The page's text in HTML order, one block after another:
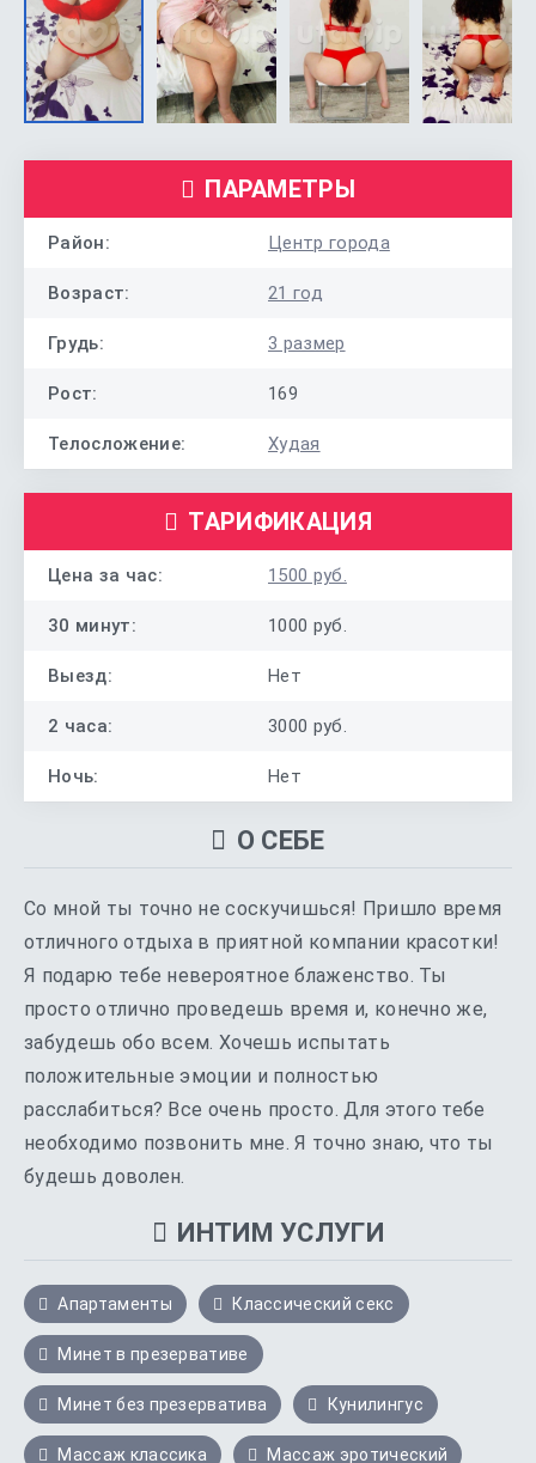
ПАРАМЕТРЫ
Район: Центр города
Возраст: 21 год
Грудь: 3 размер
Рост: 169
Телосложение: Худая
ТАРИФИКАЦИЯ
Цена за час: 1500 руб.
30 минут: 1000 руб.
Выезд: Нет
2 часа: 3000 руб.
Ночь: Нет
О СЕБЕ
Со мной ты точно не соскучишься! Пришло время
отличного отдыха в приятной компании красотки!
Я подарю тебе невероятное блаженство. Ты
просто отлично проведешь время и, конечно же,
забудешь обо всем. Хочешь испытать
положительные эмоции и полностью
расслабиться? Все очень просто. Для этого тебе
необходимо позвонить мне. Я точно знаю, что ты
будешь доволен.
ИНТИМ УСЛУГИ
Апартаменты Классический секс
Минет в презервативе
Минет без презерватива Кунилингус
Массаж классика Массаж эротический